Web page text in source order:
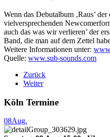
Wenn das Debutalbum ‚Raus’
vielversprechenden
auch das was wir verlieren’ der
Band, die man auf dem Zettel
Weitere Informationen unter:
Quelle: www.sub-sounds.com
Zurück
Weiter
Köln Termine
08Aug.